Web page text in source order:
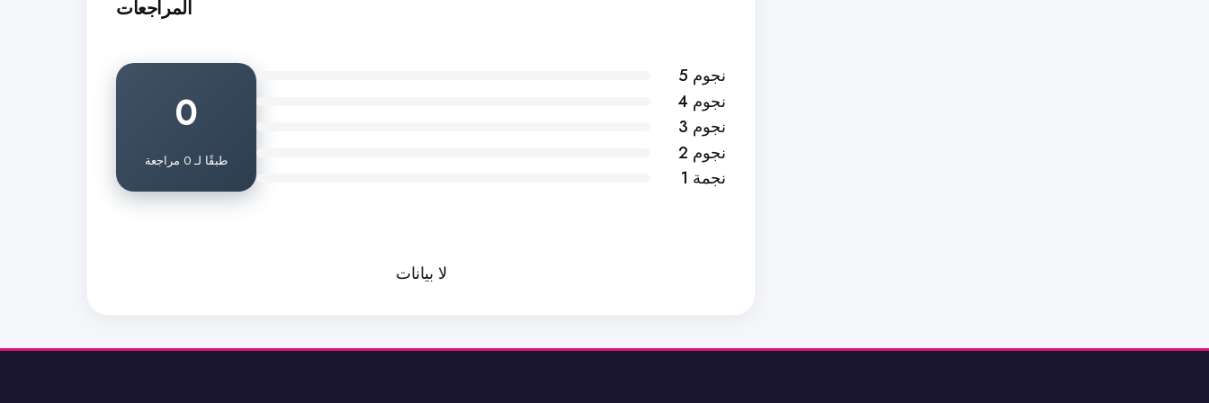
المراجعات
0
طبقًا لـ 0 مراجعة
5 نجوم
4 نجوم
3 نجوم
2 نجوم
1 نجمة
لا بيانات